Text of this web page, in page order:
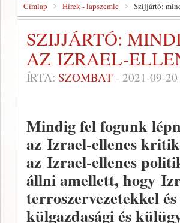
Címlap Hírek - lapszemle Szijjártó:
SZIJJÁRTÓ:
AZ IZRAEL-
ÍRTA: SZOMBAT - 2021-09-20
Mindig fel fogunk
az Izrael-ellenes
az Izrael-ellenes
állni amellett, hogy
terroszervezetekkel
külgazdasági és